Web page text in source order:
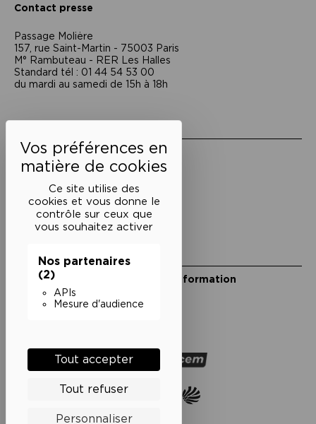
Ce site utilise des
cookies et vous donne le
contrôle sur ceux que
vous souhaitez activer
Nos partenaires
(2)
APIs
Mesure d'audience
Tout accepter
Tout refuser
Personnaliser
Contact presse
Passage Moliėre
157, rue Saint-Martin - 75003 Paris
M° Rambuteau - RER Les Halles
Standard tél : 01 44 54 53 00
du mardi au samedi de 15h à 18h
Mentions légales
Politique de confidentialité
Conditions générales de vente
Cookies
Restons en lien
Inscrivez-vous à notre lettre d’information
Suivez-nous sur les réseaux